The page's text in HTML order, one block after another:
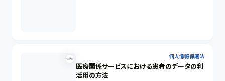
個人情報保護法
医療関係サービスにおける患者のデータの利
活用の方法